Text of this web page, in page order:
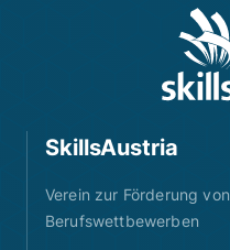
SkillsAustria
Verein zur Förderung von
Berufswettbewerben